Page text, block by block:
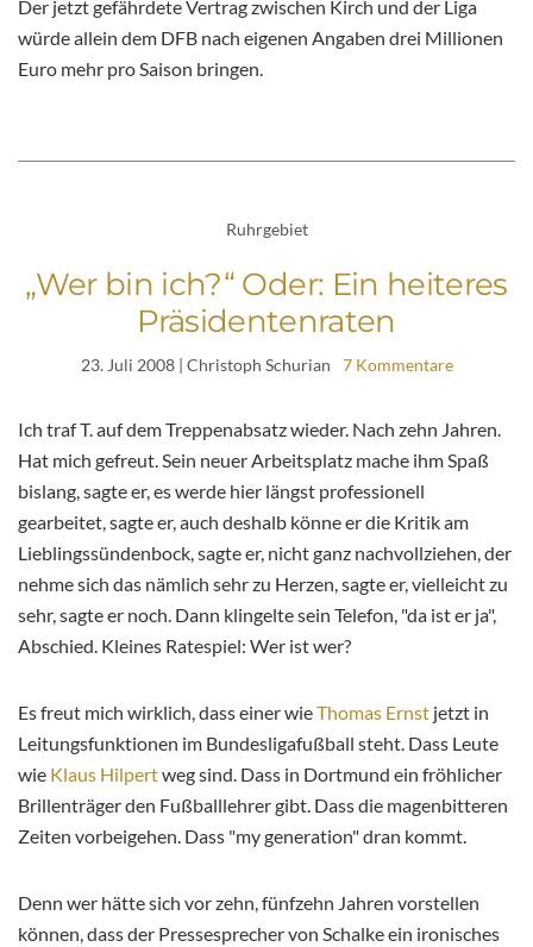
Der jetzt gefährdete Vertrag zwischen Kirch und der Liga
würde allein dem DFB nach eigenen Angaben drei Millionen
Euro mehr pro Saison bringen.
Ruhrgebiet
„Wer bin ich?“ Oder: Ein heiteres
Präsidentenraten
23. Juli 2008| Christoph Schurian 7 Kommentare
Ich traf T. auf dem Treppenabsatz wieder. Nach zehn Jahren.
Hat mich gefreut. Sein neuer Arbeitsplatz mache ihm Spaß
bislang, sagte er, es werde hier längst professionell
gearbeitet, sagte er, auch deshalb könne er die Kritik am
Lieblingssündenbock, sagte er, nicht ganz nachvollziehen, der
nehme sich das nämlich sehr zu Herzen, sagte er, vielleicht zu
sehr, sagte er noch. Dann klingelte sein Telefon, "da ist er ja",
Abschied. Kleines Ratespiel: Wer ist wer?
Es freut mich wirklich, dass einer wieThomas Ernst jetzt in
Leitungsfunktionen im Bundesligafußball steht. Dass Leute
wie Klaus Hilpertweg sind. Dass in Dortmund ein fröhlicher
Brillenträger den Fußballlehrer gibt. Dass die magenbitteren
Zeiten vorbeigehen. Dass "my generation" dran kommt.
Denn wer hätte sich vor zehn, fünfzehn Jahren vorstellen
können, dass der Pressesprecher von Schalke ein ironisches